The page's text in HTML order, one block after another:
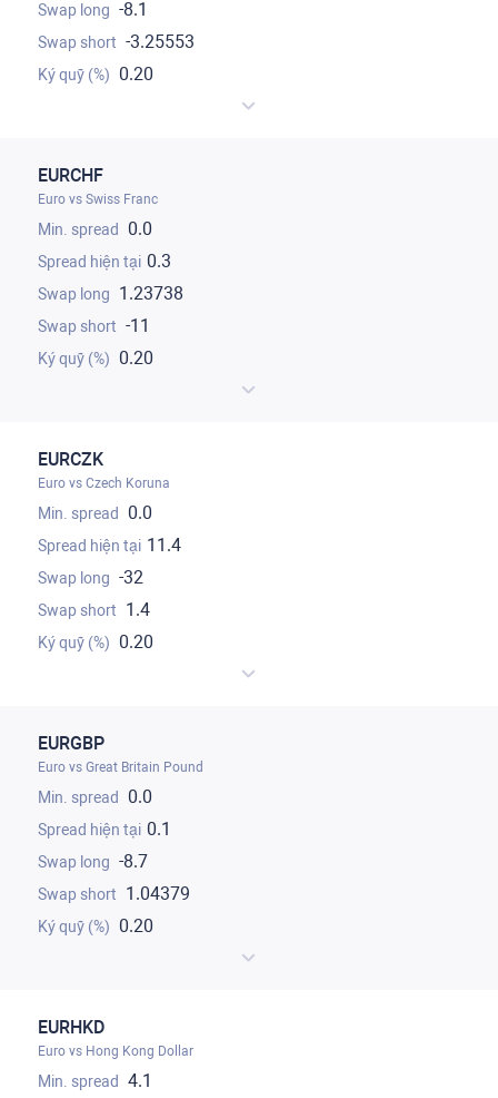
-8.1
-3.25553
0.20
EURCHF
Euro vs Swiss Franc
0.0
0.3
1.23738
-11
0.20
EURCZK
Euro vs Czech Koruna
0.0
11.4
-32
1.4
0.20
EURGBP
Euro vs Great Britain Pound
0.0
0.1
-8.7
1.04379
0.20
EURHKD
Euro vs Hong Kong Dollar
4.1